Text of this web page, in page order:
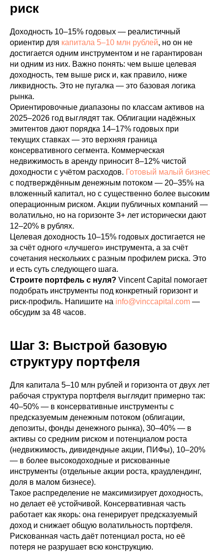
риск
Доходность 10–15% годовых — реалистичный
ориентир для капитала 5–10 млн рублей, но он не
достигается одним инструментом и не гарантирован
ни одним из них. Важно понять: чем выше целевая
доходность, тем выше риск и, как правило, ниже
ликвидность. Это не пугалка — это базовая логика
рынка.
Ориентировочные диапазоны по классам активов на
2025–2026 год выглядят так. Облигации надёжных
эмитентов дают порядка 14–17% годовых при
текущих ставках — это верхняя граница
консервативного сегмента. Коммерческая
недвижимость в аренду приносит 8–12% чистой
доходности с учётом расходов. Готовый малый бизнес
с подтверждённым денежным потоком — 20–35% на
вложенный капитал, но с существенно более высоким
операционным риском. Акции публичных компаний —
волатильно, но на горизонте 3+ лет исторически дают
12–20% в рублях.
Целевая доходность 10–15% годовых достигается не
за счёт одного «лучшего» инструмента, а за счёт
сочетания нескольких с разным профилем риска. Это
и есть суть следующего шага.
Строите портфель с нуля? Vincent Capital помогает
подобрать инструменты под конкретный горизонт и
риск-профиль. Напишите на info@vinccapital.com —
обсудим за 48 часов.
Шаг 3: Выстрой базовую
структуру портфеля
Для капитала 5–10 млн рублей и горизонта от двух лет
рабочая структура портфеля выглядит примерно так:
40–50% — в консервативные инструменты с
предсказуемым денежным потоком (облигации,
депозиты, фонды денежного рынка), 30–40% — в
активы со средним риском и потенциалом роста
(недвижимость, дивидендные акции, ПИФы), 10–20%
— в более высокодоходные и рискованные
инструменты (отдельные акции роста, краудлендинг,
доля в малом бизнесе).
Такое распределение не максимизирует доходность,
но делает её устойчивой. Консервативная часть
работает как якорь: она генерирует предсказуемый
доход и снижает общую волатильность портфеля.
Рискованная часть даёт потенциал роста, но её
потеря не разрушает всю конструкцию.